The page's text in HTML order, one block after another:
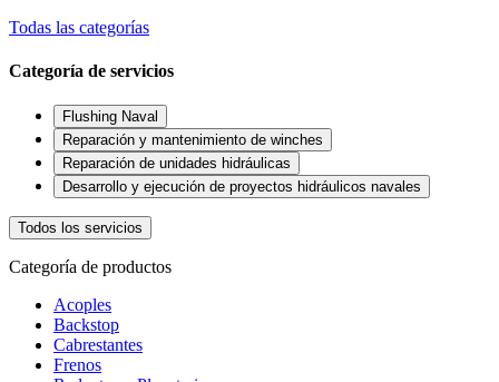
Todas las categorías
Categoría de servicios
Flushing Naval
Reparación y mantenimiento de winches
Reparación de unidades hidráulicas
Desarrollo y ejecución de proyectos hidráulicos navales
Todos los servicios
Categoría de productos
Acoples
Backstop
Cabrestantes
Frenos